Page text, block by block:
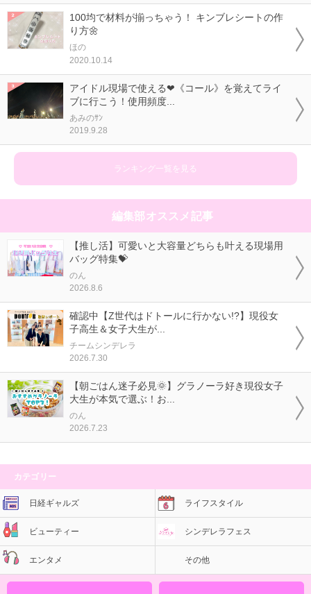
100均で材料が揃っちゃう！ キンブレシートの作
り方🌼
ほの
2020.10.14
アイドル現場で使える❤《コール》を覚えてライ
ブに行こう！使用頻度...
あみのｻﾝ
2019.9.28
ランキング一覧を見る
編集部オススメ記事
【推し活】可愛いと大容量どちらも叶える現場用
バッグ特集💝
のん
2026.8.6
確認中【Z世代はドトールに行かない!?】現役女
子高生＆女子大生が...
チームシンデレラ
2026.7.30
【朝ごはん迷子必見🌞】グラノーラ好き現役女子
大生が本気で選ぶ！お...
のん
2026.7.23
カテゴリー
日経ギャルズ ライフスタイル
ビューティー シンデレラフェス
エンタメ その他